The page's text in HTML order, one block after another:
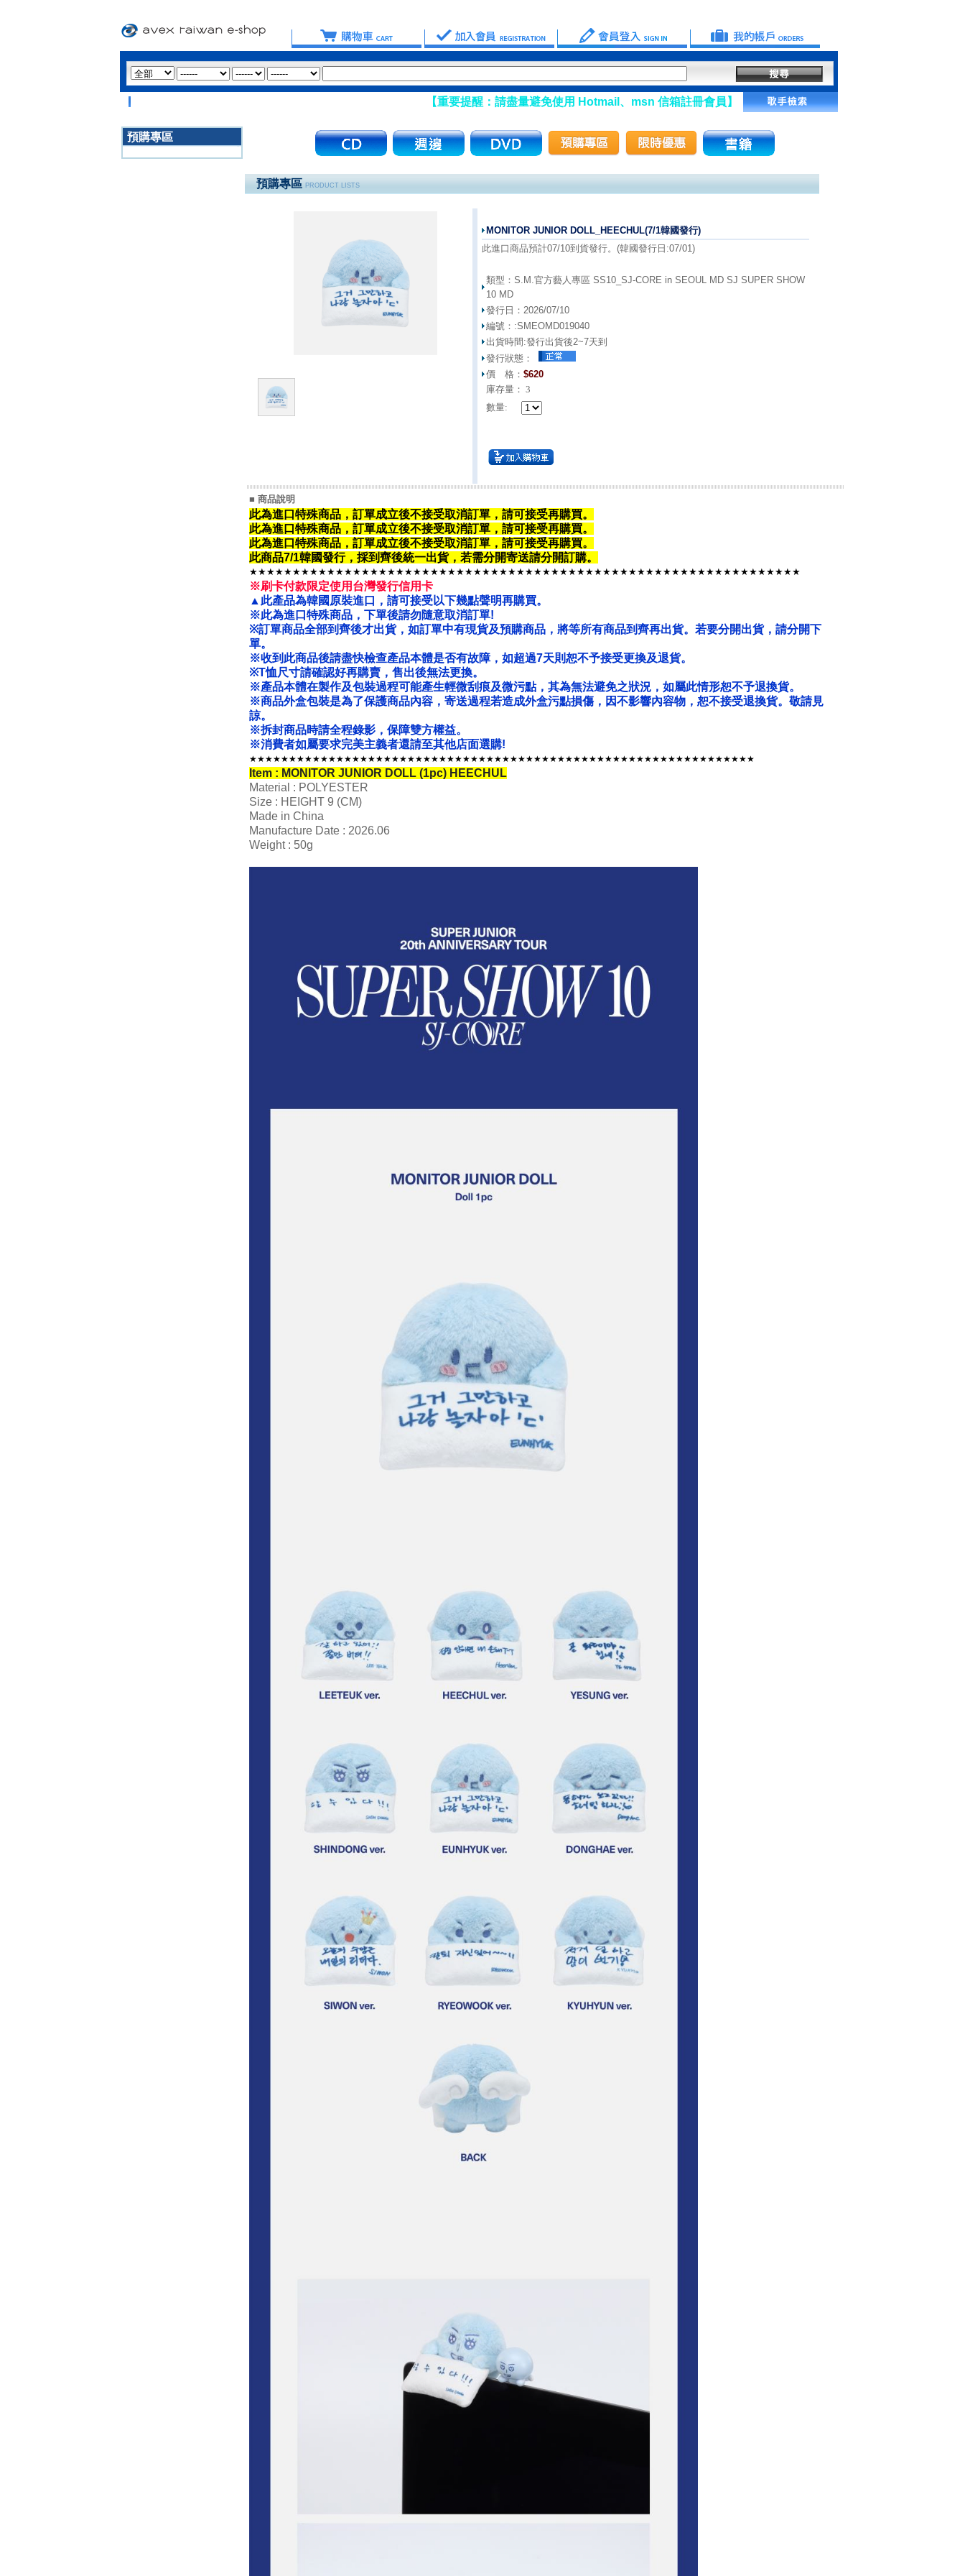
【重要提醒：請盡量避免使用 Hotmail、msn 信箱註冊會員】
預購專區
預購專區 PRODUCT LISTS
MONITOR JUNIOR DOLL_HEECHUL(7/1韓國發行)
此進口商品預計07/10到貨發行。(韓國發行日:07/01)
類型： S.M.官方藝人專區 SS10_SJ-CORE in SEOUL MD SJ SUPER SHOW
10 MD
發行日： 2026/07/10
編號：:SMEOMD019040
出貨時間:發行出貨後2~7天到
發行狀態：
價 格： $620
庫存量： 3
數量:
■ 商品說明
此為進口特殊商品，訂單成立後不接受取消訂單，請可接受再購買。
此為進口特殊商品， 訂單成立後不接受取消訂單，請可接受再購買。
此為進口特殊商品， 訂單成立後不接受取消訂單，請可接受再購買。
此商品7/1韓國發行，採到齊後統一出貨，若需分開寄送請分開訂購。
★★★★★★★★★★★★★★★★★★★★★★★★★★★★★★★★★★★★★★★★★★★★★★★★★★★★★★★★★★★★★★★★
※刷卡付款限定使用台灣發行信用卡
▲此產品為韓國原裝進口，請可接受以下幾點聲明再購買。
※此為進口特殊商品，下單後請勿隨意取消訂單!
※訂單商品全部到齊後才出貨，如訂單中有現貨及預購商品，將等所有商品到齊再出貨。若要分開出貨，請分開下
單。
※收到此商品後請盡快檢查產品本體是否有故障，如超過7天則恕不予接受更換及退貨。
※T恤尺寸請確認好再購賣，售出後無法更換。
※產品本體在製作及包裝過程可能產生輕微刮痕及微污點，其為無法避免之狀況，如屬此情形恕不予退換貨。
※商品外盒包裝是為了保護商品內容，寄送過程若造成外盒污點損傷，因不影響內容物，恕不接受退換貨。敬請見
諒。
※拆封商品時請全程錄影，保障雙方權益。
※消費者如屬要求完美主義者還請至其他店面選購!
★★★★★★★★★★★★★★★★★★★★★★★★★★★★★★★★★★★★★★★★★★★★★★★★★★★★★★★★★★★★★★★★
Item : MONITOR JUNIOR DOLL (1pc) HEECHUL
Material : POLYESTER
Size : HEIGHT 9 (CM)
Made in China
Manufacture Date : 2026.06
Weight : 50g